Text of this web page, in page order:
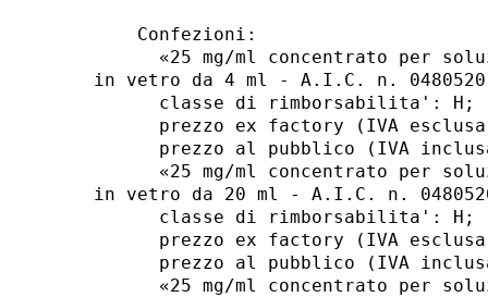
    Confezioni:
«25 mg/ml concentrato per
in vetro da 4 ml - A.I.C. n.
      classe di rimborsabilita': H;
prezzo ex factory (IVA
prezzo al pubblico (IVA
«25 mg/ml concentrato per
in vetro da 20 ml - A.I.C. n.
      classe di rimborsabilita': H;
prezzo ex factory (IVA
prezzo al pubblico (IVA
«25 mg/ml concentrato per